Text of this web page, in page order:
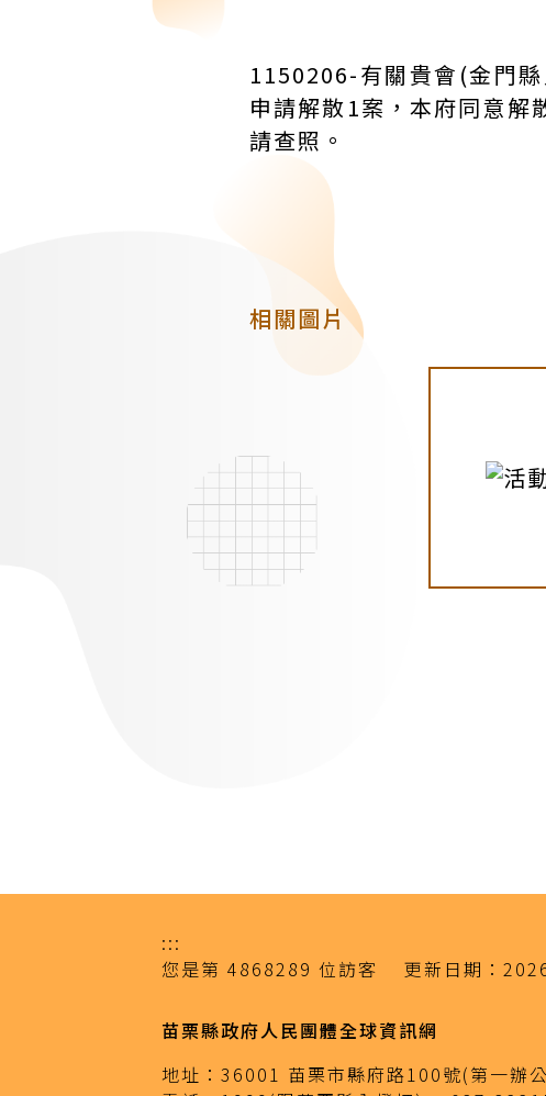
1150206-有關貴會(金門
申請解散1案，本府同意解
請查照。
相關圖片
:::
您是第 4868289 位訪客 更新日期：
苗栗縣政府人民團體全球資訊網
地址： 36001 苗栗市縣府路100號(第一辦